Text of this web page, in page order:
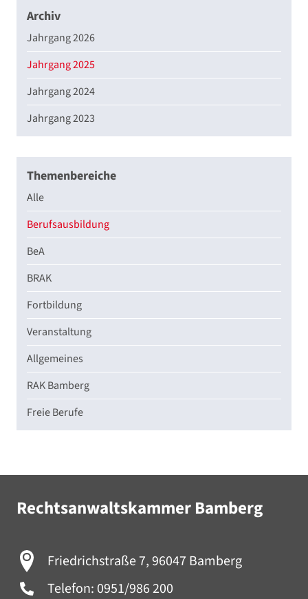
Archiv
Jahrgang 2026
Jahrgang 2025
Jahrgang 2024
Jahrgang 2023
Themenbereiche
Alle
Berufsausbildung
BeA
BRAK
Fortbildung
Veranstaltung
Allgemeines
RAK Bamberg
Freie Berufe
Rechtsanwaltskammer Bamberg
Friedrichstraße 7, 96047 Bamberg
Telefon: 0951/986 200